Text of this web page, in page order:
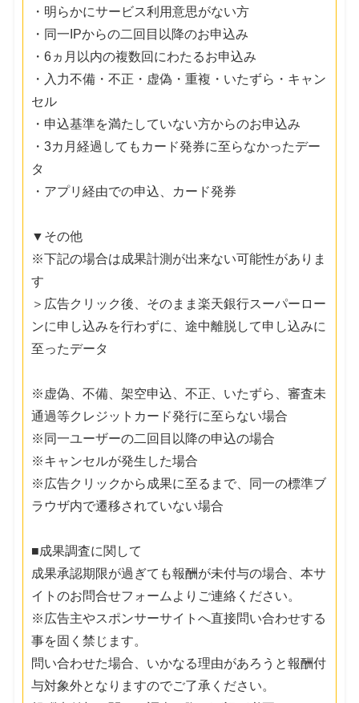
・明らかにサービス利用意思がない方
・同一IPからの二回目以降のお申込み
・6ヵ月以内の複数回にわたるお申込み
・入力不備・不正・虚偽・重複・いたずら・キャン
セル
・申込基準を満たしていない方からのお申込み
・3カ月経過してもカード発券に至らなかったデー
タ
・アプリ経由での申込、カード発券
▼その他
※下記の場合は成果計測が出来ない可能性がありま
す
＞広告クリック後、そのまま楽天銀行スーパーロー
ンに申し込みを行わずに、途中離脱して申し込みに
至ったデータ
※虚偽、不備、架空申込、不正、いたずら、審査未
通過等クレジットカード発行に至らない場合
※同一ユーザーの二回目以降の申込の場合
※キャンセルが発生した場合
※広告クリックから成果に至るまで、同一の標準ブ
ラウザ内で遷移されていない場合
■成果調査に関して
成果承認期限が過ぎても報酬が未付与の場合、本サ
イトのお問合せフォームよりご連絡ください。
※広告主やスポンサーサイトへ直接問い合わせする
事を固く禁じます。
問い合わせた場合、いかなる理由があろうと報酬付
与対象外となりますのでご了承ください。